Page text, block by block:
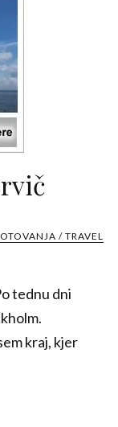
/ TRAVEL
tednu dni
kraj, kjer